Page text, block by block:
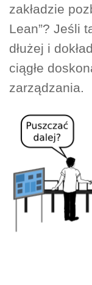
zakładzie
Lean”? Jeśli
dłużej i
ciągłe
zarządzania.